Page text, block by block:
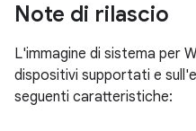
Note di rilascio
L'immagine di sistema per
dispositivi supportati e
seguenti caratteristiche: